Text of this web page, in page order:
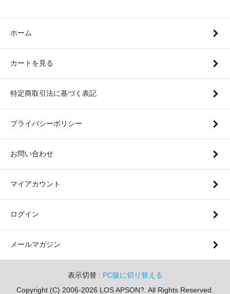
ホーム
カートを見る
特定商取引法に基づく表記
プライバシーポリシー
お問い合わせ
マイアカウント
ログイン
メールマガジン
表示切替 : PC版に切り替える
Copyright (C) 2006-2026 LOS APSON?. All Rights Reserved.